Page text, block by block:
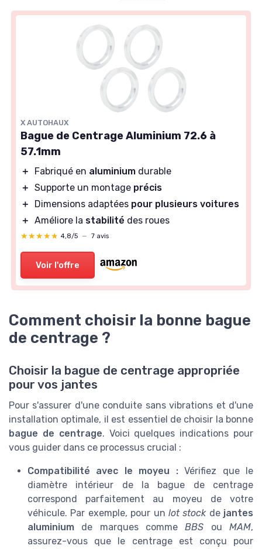
X AUTOHAUX
Bague de Centrage Aluminium 72.6 à
57.1mm
＋ Fabriqué en aluminium durable
＋ Supporte un montage précis
＋
Dimensions adaptées pour plusieurs voitures
＋ Améliore la stabilité des roues
★★★★★
★★★★★ 4,8/5 — 7 avis
Voir l'offre
Comment choisir la bonne bague
de centrage ?
Choisir la bague de centrage appropriée
pour vos jantes
Pour s'assurer d'une conduite sans vibrations et d'une
installation optimale, il est essentiel de choisir la bonne
bague de centrage. Voici quelques indications pour
vous guider dans ce processus crucial :
Compatibilité avec le moyeu :Vérifiez que le
diamètre intérieur de la bague de centrage
correspond parfaitement au moyeu de votre
véhicule. Par exemple, pour un lot stockde jantes
aluminium de marques commeBBS ouMAM,
assurez-vous que le centrage est conçu pour